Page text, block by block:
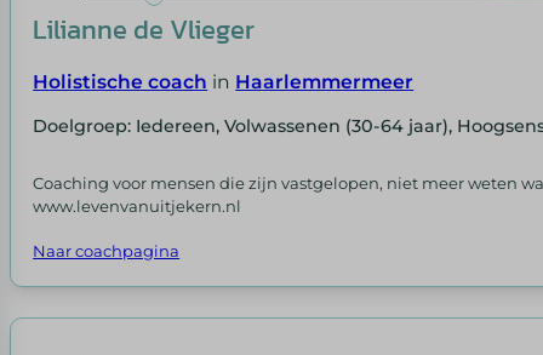
Lilianne de Vlieger
Holistische coach in Haarlemmermeer
Doelgroep: Iedereen, Volwassenen (30-64 jaar),
Coaching voor mensen die zijn vastgelopen, niet meer weten
www.levenvanuitjekern.nl
Naar coachpagina